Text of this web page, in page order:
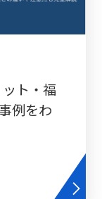
ト・福
例をわ